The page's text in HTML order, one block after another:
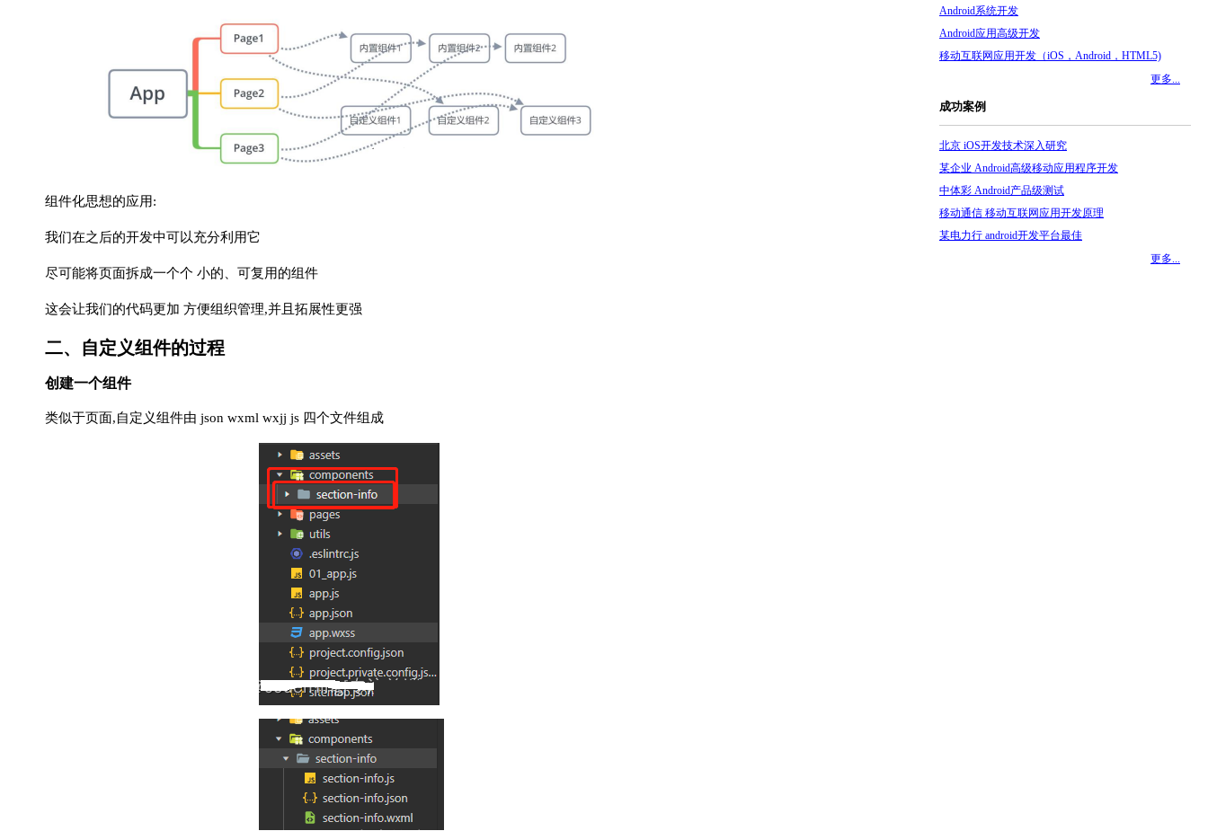
组件化思想的应用:
我们在之后的开发中可以充分利用它
尽可能将页面拆成一个个 小的、可复用的组件
这会让我们的代码更加 方便组织管理,并且拓展性更强
二、自定义组件的过程
创建一个组件
类似于页面,自定义组件由 json wxml wxjj js 四个文件组成
Android系统开发
Android应用高级开发
移动互联网应用开发（iOS，Android，HTML5)
更多...
成功案例
北京 iOS开发技术深入研究
某企业 Android高级移动应用程序开发
中体彩 Android产品级测试
移动通信 移动互联网应用开发原理
某电力行 android开发平台最佳
更多...